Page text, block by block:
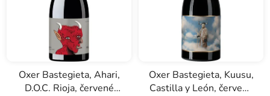
Oxer Bastegieta, Ahari,
D.O.C. Rioja, červené
Oxer Bastegieta, Kuusu,
Castilla y León, červené